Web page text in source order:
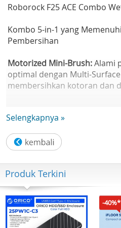
Roborock F25 ACE Combo
Kombo 5-in-1 yang
Pembersihan
Motorized Mini-Brush:Alami
optimal dengan Multi-
membersihkan kotoran dan
dan kotoran dengan
Kepala Pembersih 2-in-1 (Alat
Hilangkan debu dan kotoran
termasuk celah sofa, langit-
keyboard.
Roda Roborock SlideTech
Selengkapnya »
Produk Terkini
-40%*